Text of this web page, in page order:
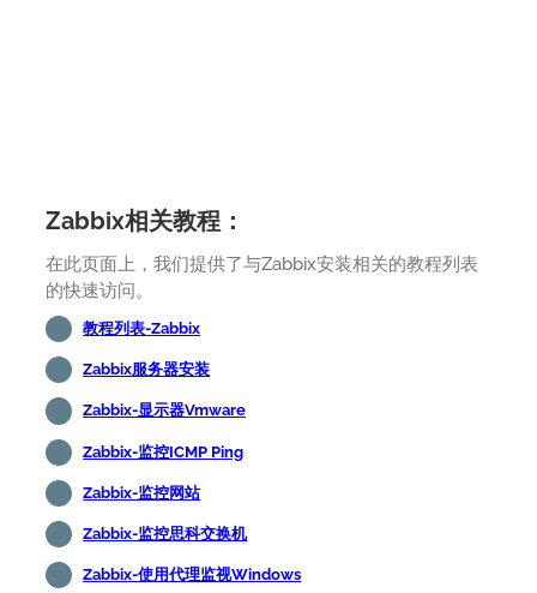
Zabbix相关教程：
在此页面上，我们提供了与Zabbix安装相关的教程列表
的快速访问。
教程列表-Zabbix
Zabbix服务器安装
Zabbix-显示器Vmware
Zabbix-监控ICMP Ping
Zabbix-监控网站
Zabbix-监控思科交换机
Zabbix-使用代理监视Windows